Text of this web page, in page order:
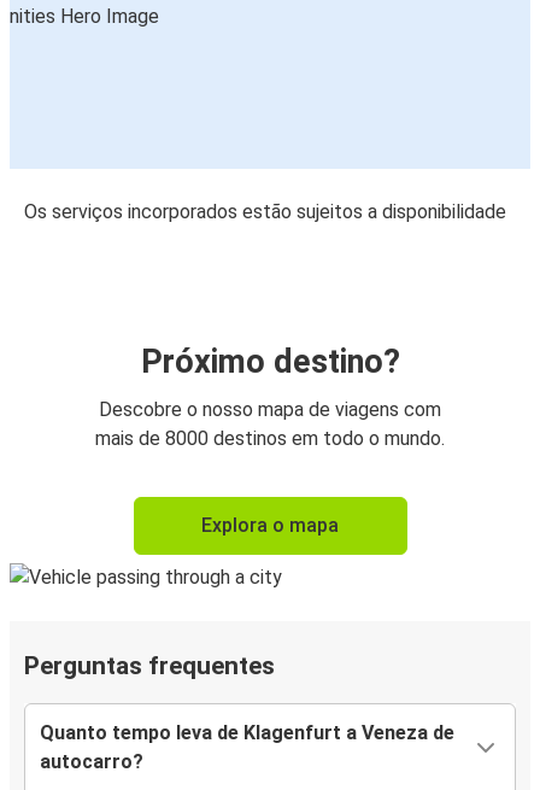
Os serviços incorporados estão sujeitos a disponibilidade
Próximo destino?
Descobre o nosso mapa de viagens com
mais de 8000 destinos em todo o mundo.
Explora o mapa
Perguntas frequentes
Quanto tempo leva de Klagenfurt a Veneza de
autocarro?